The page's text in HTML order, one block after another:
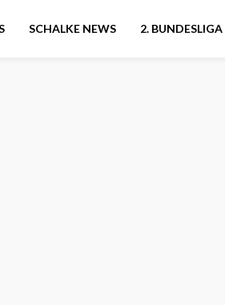
SCHALKE NEWS 2. BUNDESLIGA